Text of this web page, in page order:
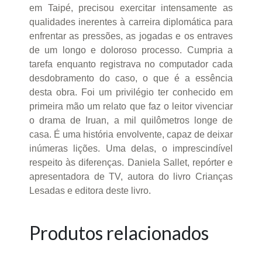
em Taipé, precisou exercitar intensamente as
qualidades inerentes à carreira diplomática para
enfrentar as pressões, as jogadas e os entraves
de um longo e doloroso processo. Cumpria a
tarefa enquanto registrava no computador cada
desdobramento do caso, o que é a essência
desta obra. Foi um privilégio ter conhecido em
primeira mão um relato que faz o leitor vivenciar
o drama de Iruan, a mil quilômetros longe de
casa. É uma história envolvente, capaz de deixar
inúmeras lições. Uma delas, o imprescindível
respeito às diferenças. Daniela Sallet, repórter e
apresentadora de TV, autora do livro Crianças
Lesadas e editora deste livro.
Produtos relacionados